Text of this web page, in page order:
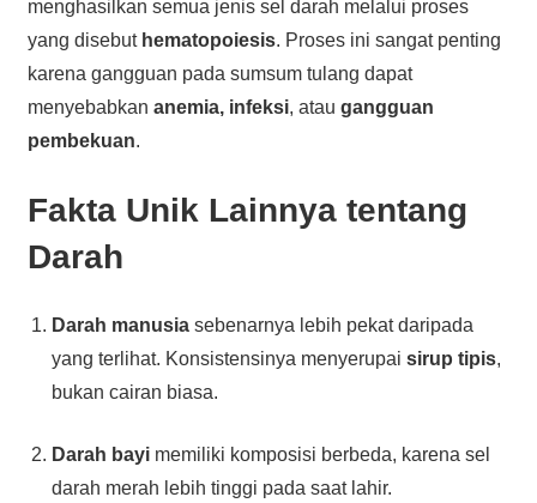
menghasilkan semua jenis sel darah melalui proses
yang disebut hematopoiesis. Proses ini sangat penting
karena gangguan pada sumsum tulang dapat
menyebabkan anemia, infeksi, atau gangguan
pembekuan.
Fakta Unik Lainnya tentang
Darah
Darah manusiasebenarnya lebih pekat daripada
yang terlihat. Konsistensinya menyerupai sirup tipis,
bukan cairan biasa.
Darah bayimemiliki komposisi berbeda, karena sel
darah merah lebih tinggi pada saat lahir.